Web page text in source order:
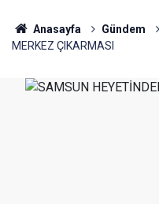
Anasayfa Gündem
MERKEZ ÇIKARMASI